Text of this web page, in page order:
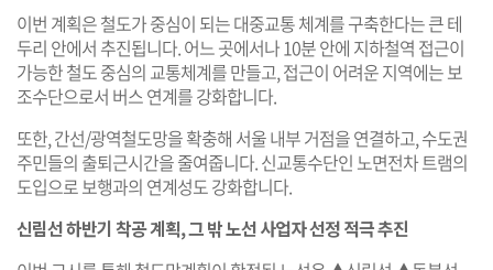
이번 계획은 철도가 중심이 되는 대중교통 체계를 구축한다는 큰 테
두리 안에서 추진됩니다. 어느 곳에서나 10분 안에 지하철역 접근이
가능한 철도 중심의 교통체계를 만들고, 접근이 어려운 지역에는 보
조수단으로서 버스 연계를 강화합니다.
또한, 간선/광역철도망을 확충해 서울 내부 거점을 연결하고, 수도권
주민들의 출퇴근시간을 줄여줍니다. 신교통수단인 노면전차 트램의
도입으로 보행과의 연계성도 강화합니다.
신림선 하반기 착공 계획, 그 밖 노선 사업자 선정 적극 추진